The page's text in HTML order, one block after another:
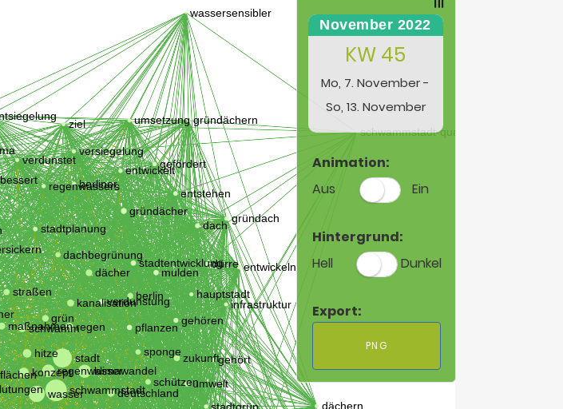
November 2022
KW 45
Mo, 7. November -
So, 13. November
Animation:
Aus
Ein
Hintergrund:
Hell
Dunkel
Export:
PNG